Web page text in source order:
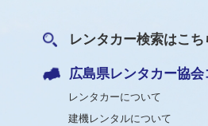
レンタカー検索はこち
広島県レンタカー協会
レンタカーについて
建機レンタルについて